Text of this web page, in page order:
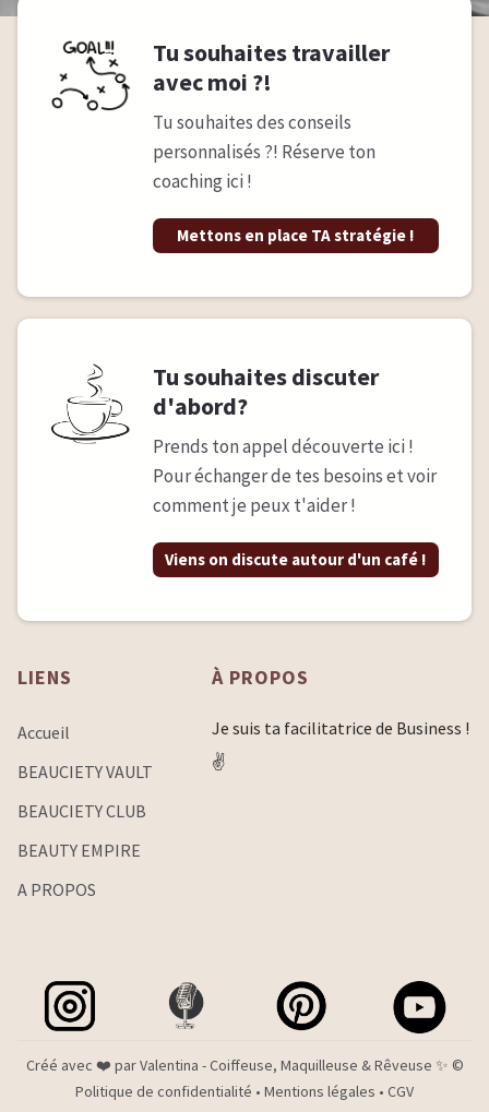
Tu souhaites travailler
avec moi ?!
Tu souhaites des conseils
personnalisés ?! Réserve ton
coaching ici !
Mettons en place TA stratégie !
Tu souhaites discuter
d'abord?
Prends ton appel découverte ici !
Pour échanger de tes besoins et voir
comment je peux t'aider !
Viens on discute autour d'un café !
LIENS
Accueil
BEAUCIETY VAULT
BEAUCIETY CLUB
BEAUTY EMPIRE
A PROPOS
ÀPROPOS
Je suis ta facilitatrice de Business !
✌️
Créé avec ❤️ par Valentina - Coiffeuse, Maquilleuse & Rêveuse ✨ ©
Politique de confidentialité • Mentions légales • CGV